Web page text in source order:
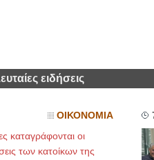
ειδήσεις
ΟΙΚΟΝΟΜΙΑ
καταγράφονται οι
των κατοίκων της